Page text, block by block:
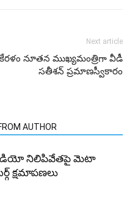
Next article
కేరళం నూతన ముఖ్యమంత్రిగా వీడీ
సతీశన్‌ ప్రమాణస్వీకారం
AUTHOR
నిలిపివేతపై మెటా
క్షమాపణలు